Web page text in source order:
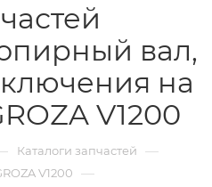
вал,
на
V1200
Каталоги запчастей —
V1200 —